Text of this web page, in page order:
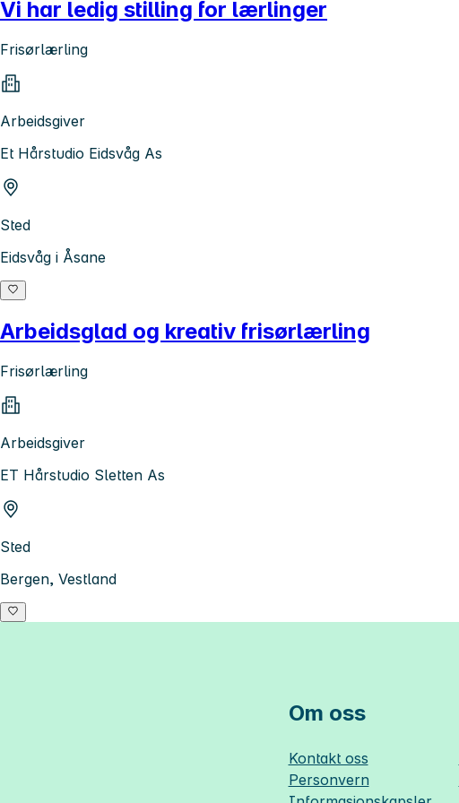
Vi har ledig stilling for lærlinger
Frisørlærling
Arbeidsgiver
Et Hårstudio Eidsvåg As
Sted
Eidsvåg i Åsane
Arbeidsglad og kreativ frisørlærling
Frisørlærling
Arbeidsgiver
ET Hårstudio Sletten As
Sted
Bergen, Vestland
Om oss
Kontakt oss
Personvern